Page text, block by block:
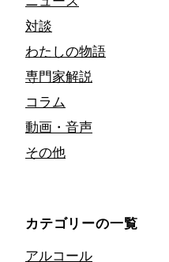
対談
わたしの物語
専門家解説
コラム
動画・音声
その他
カテゴリーの一覧
アルコール